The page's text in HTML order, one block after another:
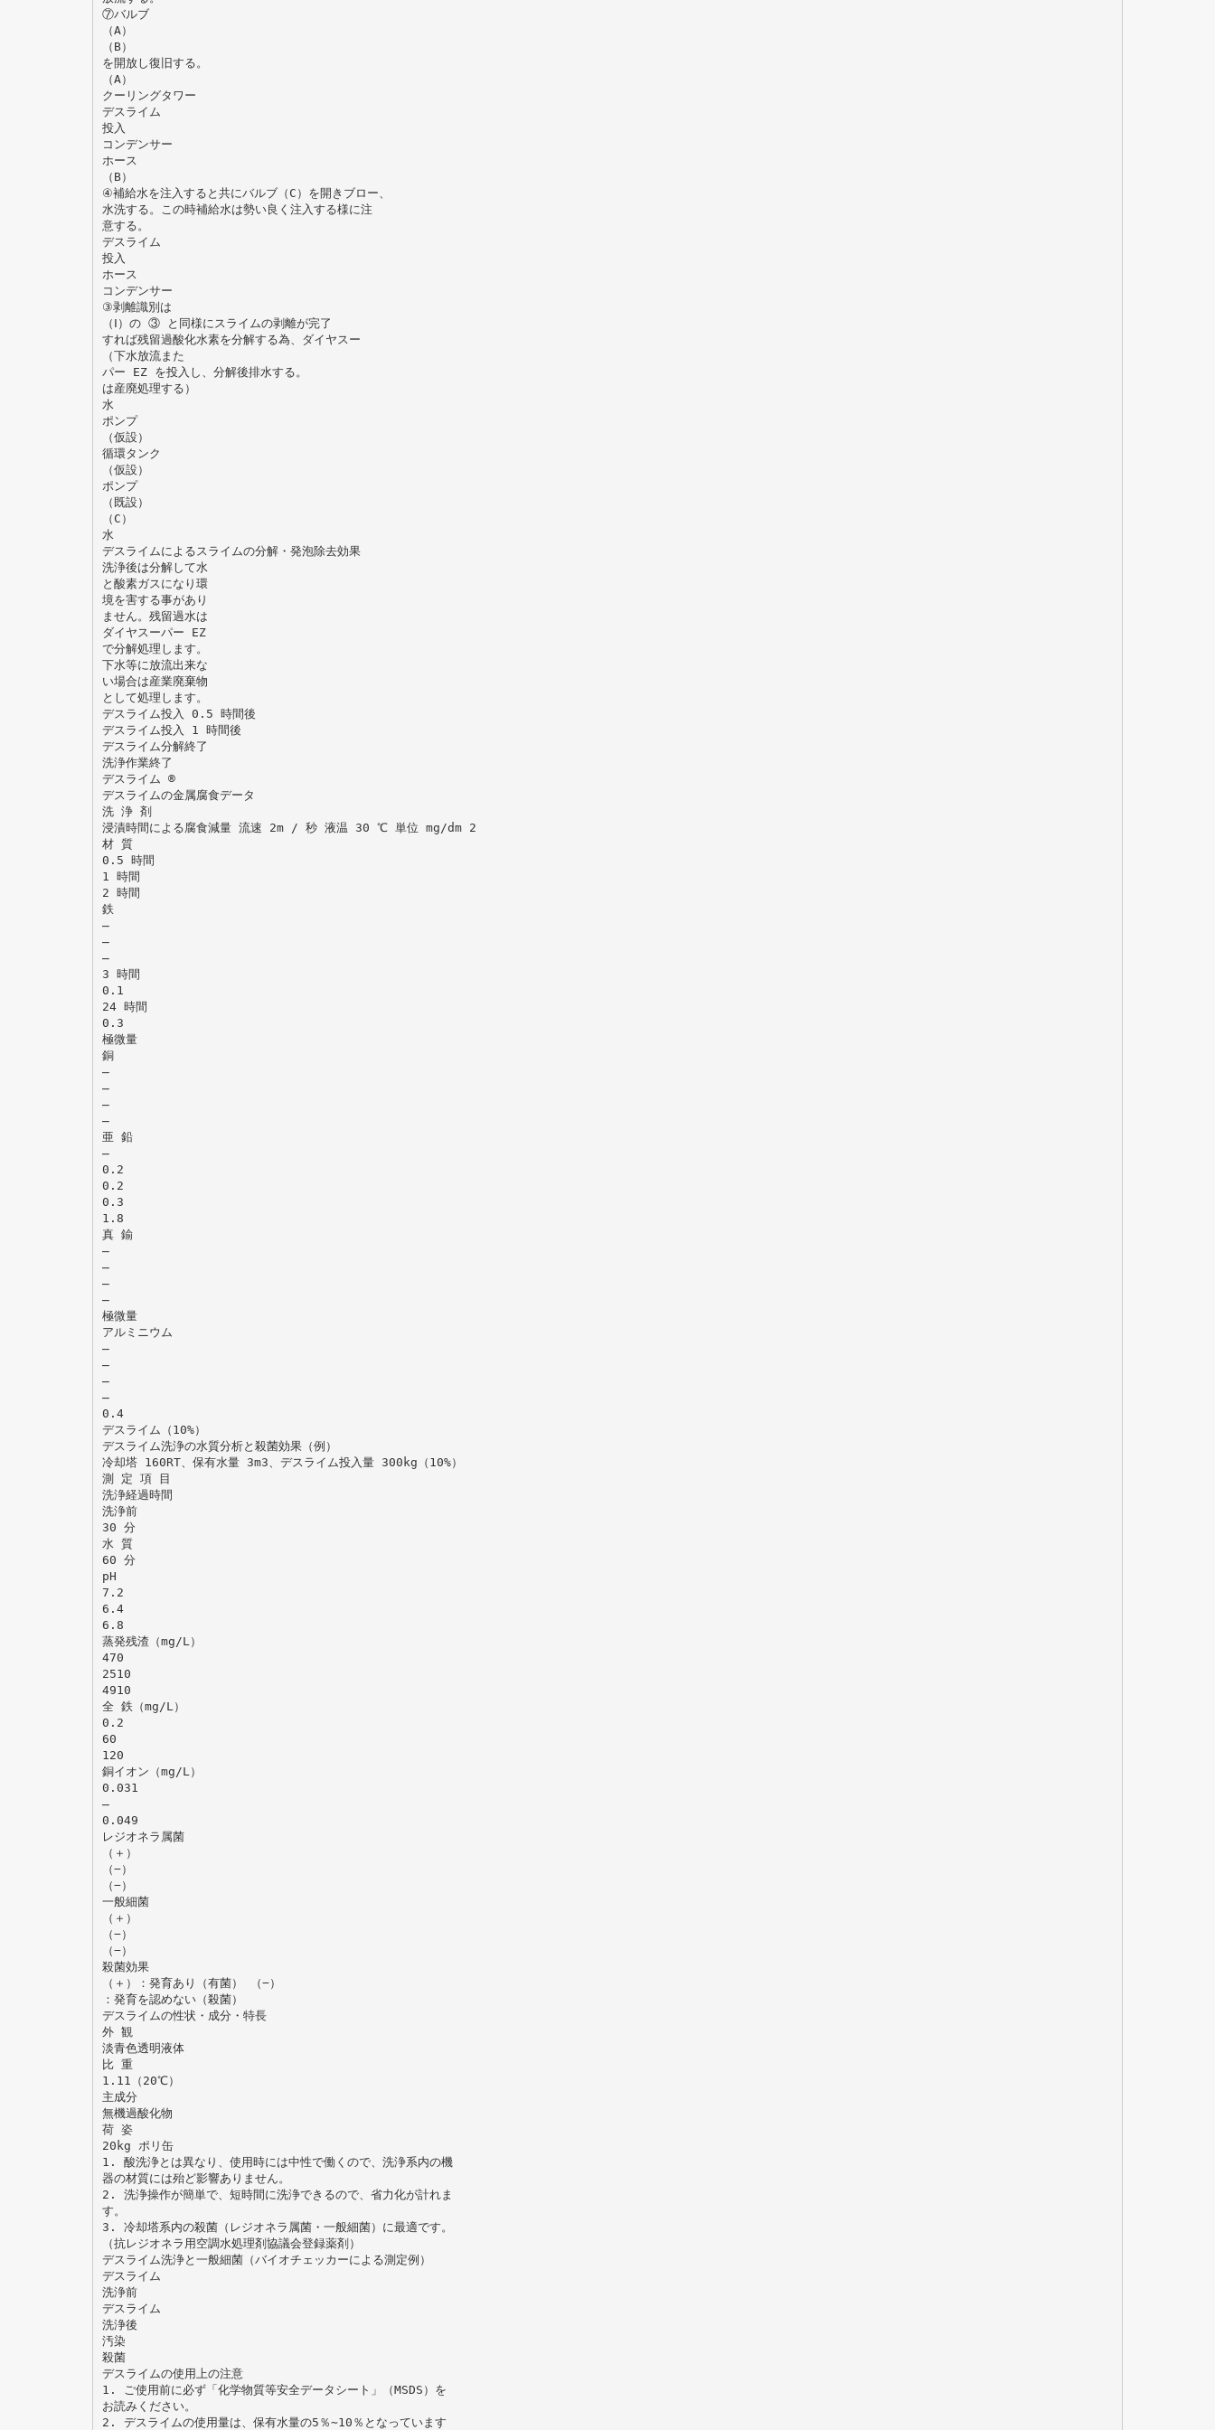
⑦バルブ
（A）
（B）
を開放し復旧する。
（A）
クーリングタワー
デスライム
投入
コンデンサー
ホース
（B）
④補給水を注入すると共にバルブ（C）を開きブロー、
水洗する。この時補給水は勢い良く注入する様に注
意する。
デスライム
投入
ホース
コンデンサー
③剥離識別は
（Ⅰ）の ③ と同様にスライムの剥離が完了
すれば残留過酸化水素を分解する為、ダイヤスー
（下水放流また
パー EZ を投入し、分解後排水する。
は産廃処理する）
水
ポンプ
（仮設）
循環タンク
（仮設）
ポンプ
（既設）
（C）
水
デスライムによるスライムの分解・発泡除去効果
洗浄後は分解して水
と酸素ガスになり環
境を害する事があり
ません。残留過水は
ダイヤスーパー EZ
で分解処理します。
下水等に放流出来な
い場合は産業廃棄物
として処理します。
デスライム投入 0.5 時間後
デスライム投入 1 時間後
デスライム分解終了
洗浄作業終了
デスライム ®
デスライムの金属腐食データ
洗 浄 剤
浸漬時間による腐食減量 流速 2m / 秒 液温 30 ℃ 単位 mg/dm 2
材 質
0.5 時間
1 時間
2 時間
鉄
̶
̶
̶
3 時間
0.1
24 時間
0.3
極微量
銅
̶
̶
̶
̶
亜 鉛
̶
0.2
0.2
0.3
1.8
真 鍮
̶
̶
̶
̶
極微量
アルミニウム
̶
̶
̶
̶
0.4
デスライム（10%）
デスライム洗浄の水質分析と殺菌効果（例）
冷却塔 160RT、保有水量 3m3、デスライム投入量 300kg（10%）
測 定 項 目
洗浄経過時間
洗浄前
30 分
水 質
60 分
pH
7.2
6.4
6.8
蒸発残渣（mg/L）
470
2510
4910
全 鉄（mg/L）
0.2
60
120
銅イオン（mg/L）
0.031
̶
0.049
レジオネラ属菌
（＋）
（−）
（−）
一般細菌
（＋）
（−）
（−）
殺菌効果
（＋）：発育あり（有菌） （−）
：発育を認めない（殺菌）
デスライムの性状・成分・特長
外 観
淡青色透明液体
比 重
1.11（20℃）
主成分
無機過酸化物
荷 姿
20kg ポリ缶
1. 酸洗浄とは異なり、使用時には中性で働くので、洗浄系内の機
器の材質には殆ど影響ありません。
2. 洗浄操作が簡単で、短時間に洗浄できるので、省力化が計れま
す。
3. 冷却塔系内の殺菌（レジオネラ属菌・一般細菌）に最適です。
（抗レジオネラ用空調水処理剤協議会登録薬剤）
デスライム洗浄と一般細菌（バイオチェッカーによる測定例）
デスライム
洗浄前
デスライム
洗浄後
汚染
殺菌
デスライムの使用上の注意
1. ご使用前に必ず「化学物質等安全データシート」（MSDS）を
お読みください。
2. デスライムの使用量は、保有水量の5％∼10％となっています